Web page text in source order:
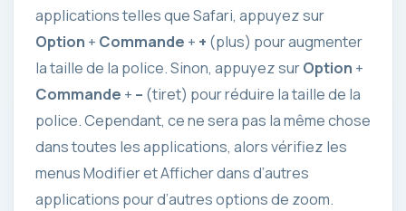
applications telles que Safari, appuyez sur
Option + Commande + + (plus) pour augmenter
la taille de la police. Sinon, appuyez surOption +
Commande + – (tiret) pour réduire la taille de la
police. Cependant, ce ne sera pas la même chose
dans toutes les applications, alors vérifiez les
menus Modifier et Afficher dans d’autres
applications pour d’autres options de zoom.